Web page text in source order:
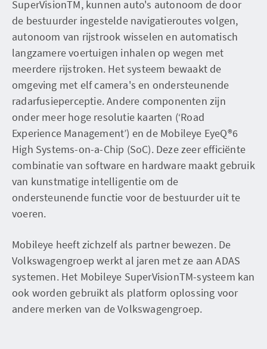
SuperVisionTM, kunnen auto's autonoom de door
de bestuurder ingestelde navigatieroutes volgen,
autonoom van rijstrook wisselen en automatisch
langzamere voertuigen inhalen op wegen met
meerdere rijstroken. Het systeem bewaakt de
omgeving met elf camera's en ondersteunende
radarfusieperceptie. Andere componenten zijn
onder meer hoge resolutie kaarten (‘Road
Experience Management’) en de Mobileye EyeQ®6
High Systems-on-a-Chip (SoC). Deze zeer efficiënte
combinatie van software en hardware maakt gebruik
van kunstmatige intelligentie om de
ondersteunende functie voor de bestuurder uit te
voeren.
Mobileye heeft zichzelf als partner bewezen. De
Volkswagengroep werkt al jaren met ze aan ADAS
systemen. Het Mobileye SuperVisionTM-systeem kan
ook worden gebruikt als platform oplossing voor
andere merken van de Volkswagengroep.